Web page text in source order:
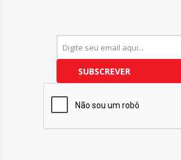
SUBSCREVER